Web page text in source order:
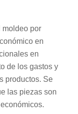
moldeo por
en
en
de los gastos y
productos. Se
las piezas son